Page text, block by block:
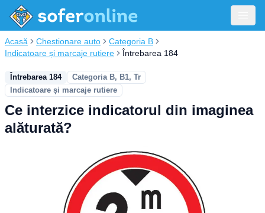
Acasă Chestionare auto
Categoria B
Indicatoare și marcaje rutiere
Întrebarea 184
Întrebarea 184
Categoria B, B1, Tr
Indicatoare și marcaje rutiere
Ce interzice indicatorul din imaginea
alăturată?